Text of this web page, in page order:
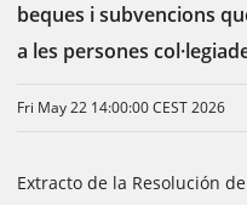
beques i subvencions
a les persones
Fri May 22 14:00:00 CEST 2026
Extracto de la Resolución